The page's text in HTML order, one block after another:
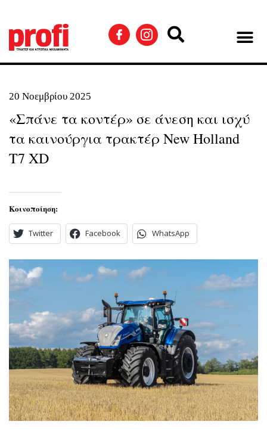
20 Νοεμβρίου 2025
«Σπάνε τα κοντέρ» σε άνεση και ισχύ
τα καινούργια τρακτέρ New Holland
T7 XD
Κοινοποίηση:
Twitter Facebook WhatsApp